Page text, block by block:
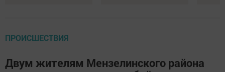
ПРОИСШЕСТВИЯ
Двум жителям Мензелинского района